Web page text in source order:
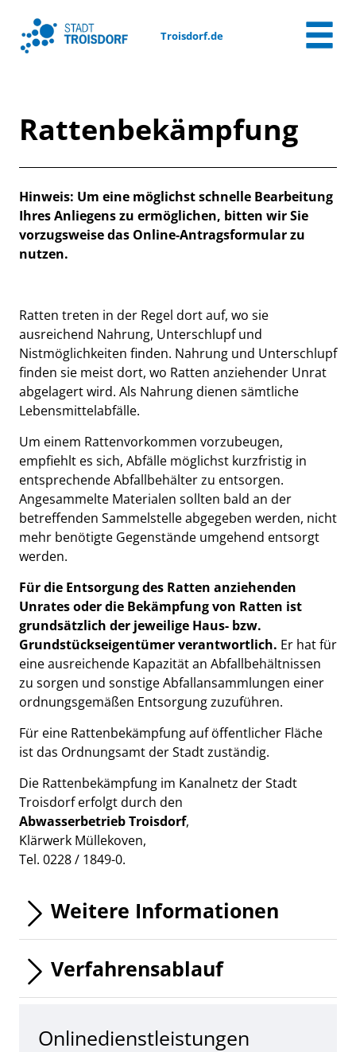
Zum Hauptinhalt springen
Troisdorf.de
Rattenbekämpfung
Beschreibung
Hinweis: Um eine möglichst schnelle Bearbeitung
Ihres Anliegens zu ermöglichen, bitten wir Sie
vorzugsweise das Online-Antragsformular zu
nutzen.
Ratten treten in der Regel dort auf, wo sie
ausreichend Nahrung, Unterschlupf und
Nistmöglichkeiten finden. Nahrung und Unterschlupf
finden sie meist dort, wo Ratten anziehender Unrat
abgelagert wird. Als Nahrung dienen sämtliche
Lebensmittelabfälle.
Um einem Rattenvorkommen vorzubeugen,
empfiehlt es sich, Abfälle möglichst kurzfristig in
entsprechende Abfallbehälter zu entsorgen.
Angesammelte Materialen sollten bald an der
betreffenden Sammelstelle abgegeben werden, nicht
mehr benötigte Gegenstände umgehend entsorgt
werden.
Für die Entsorgung des Ratten anziehenden
Unrates oder die Bekämpfung von Ratten ist
grundsätzlich der jeweilige Haus- bzw.
Grundstückseigentümer verantwortlich. Er hat für
eine ausreichende Kapazität an Abfallbehältnissen
zu sorgen und sonstige Abfallansammlungen einer
ordnungsgemäßen Entsorgung zuzuführen.
Für eine Rattenbekämpfung auf öffentlicher Fläche
ist das Ordnungsamt der Stadt zuständig.
Die Rattenbekämpfung im Kanalnetz der Stadt
Troisdorf erfolgt durch den
Abwasserbetrieb Troisdorf,
Klärwerk Müllekoven,
Tel. 0228 / 1849-0.
Weitere Informationen
Verfahrensablauf
Onlinedienstleistungen